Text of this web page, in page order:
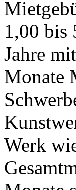
1,00 bis
Jahre
Monate
Werk